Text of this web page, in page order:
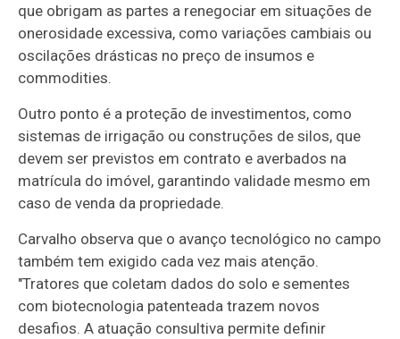
que obrigam as partes a renegociar em situações de
onerosidade excessiva, como variações cambiais ou
oscilações drásticas no preço de insumos e
commodities.
Outro ponto é a proteção de investimentos, como
sistemas de irrigação ou construções de silos, que
devem ser previstos em contrato e averbados na
matrícula do imóvel, garantindo validade mesmo em
caso de venda da propriedade.
Carvalho observa que o avanço tecnológico no campo
também tem exigido cada vez mais atenção.
"Tratores que coletam dados do solo e sementes
com biotecnologia patenteada trazem novos
desafios. A atuação consultiva permite definir